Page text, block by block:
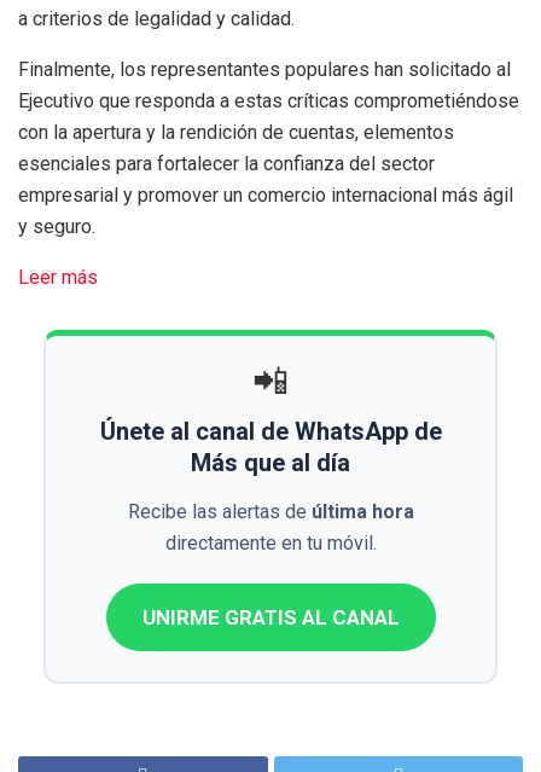
a criterios de legalidad y calidad.
Finalmente, los representantes populares han solicitado al
Ejecutivo que responda a estas críticas comprometiéndose
con la apertura y la rendición de cuentas, elementos
esenciales para fortalecer la confianza del sector
empresarial y promover un comercio internacional más ágil
y seguro.
Leer más
📲
Únete al canal de WhatsApp de
Más que al día
Recibe las alertas de última hora
directamente en tu móvil.
UNIRME GRATIS AL CANAL